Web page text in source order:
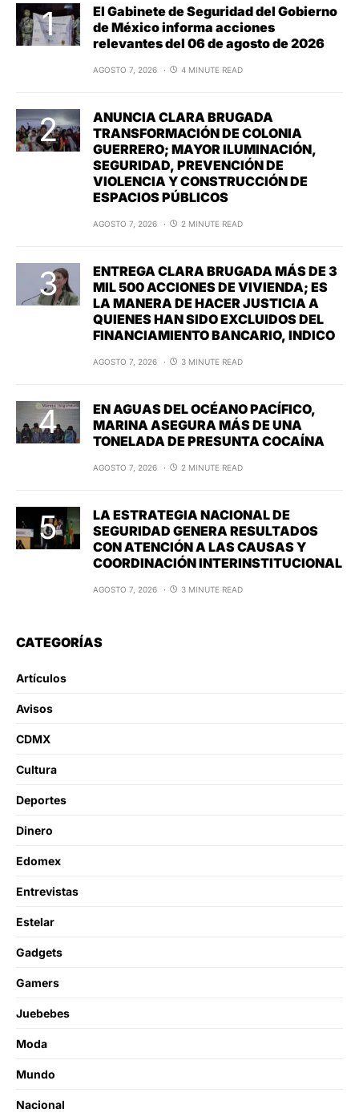
El Gabinete de Seguridad del Gobierno
de México informa acciones
relevantes del 06 de agosto de 2026
AGOSTO 7, 2026 4 MINUTE READ
ANUNCIA CLARA BRUGADA
TRANSFORMACIÓN DE COLONIA
GUERRERO; MAYOR ILUMINACIÓN,
SEGURIDAD, PREVENCIÓN DE
VIOLENCIA Y CONSTRUCCIÓN DE
ESPACIOS PÚBLICOS
AGOSTO 7, 2026 2 MINUTE READ
ENTREGA CLARA BRUGADA MÁS DE 3
MIL 500 ACCIONES DE VIVIENDA; ES
LA MANERA DE HACER JUSTICIA A
QUIENES HAN SIDO EXCLUIDOS DEL
FINANCIAMIENTO BANCARIO, INDICO
AGOSTO 7, 2026 3 MINUTE READ
EN AGUAS DEL OCÉANO PACÍFICO,
MARINA ASEGURA MÁS DE UNA
TONELADA DE PRESUNTA COCAÍNA
AGOSTO 7, 2026 2 MINUTE READ
LA ESTRATEGIA NACIONAL DE
SEGURIDAD GENERA RESULTADOS
CON ATENCIÓN A LAS CAUSAS Y
COORDINACIÓN INTERINSTITUCIONAL
AGOSTO 7, 2026 3 MINUTE READ
CATEGORÍAS
Artículos
Avisos
CDMX
Cultura
Deportes
Dinero
Edomex
Entrevistas
Estelar
Gadgets
Gamers
Juebebes
Moda
Mundo
Nacional